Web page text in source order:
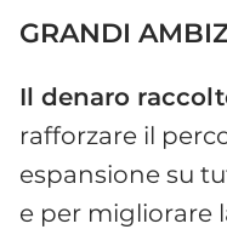
GRANDI
Il denaro
rafforzare il
espansione su
e per migliorare